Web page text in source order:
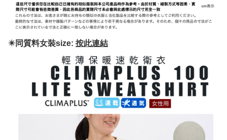
✴️同質料女裝size: 按此連結